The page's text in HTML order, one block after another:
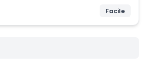
Facile